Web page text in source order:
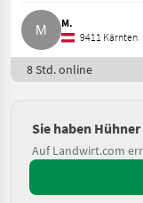
M.
9411 Kärnten
8 Std. online
Sie haben
Auf Landwirt.com